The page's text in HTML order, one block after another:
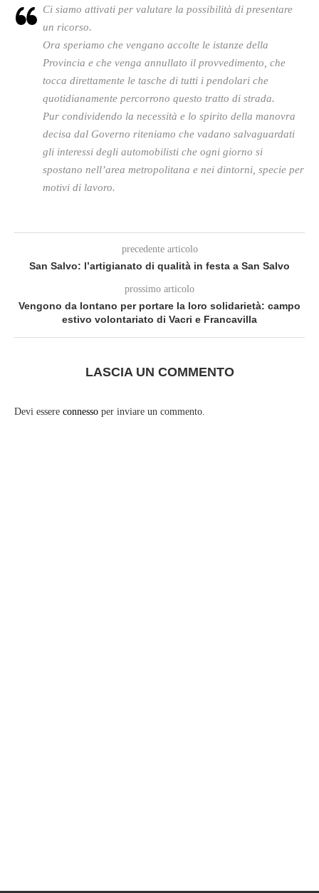
Ci siamo attivati per valutare la possibilità di presentare
un ricorso.
Ora speriamo che vengano accolte le istanze della
Provincia e che venga annullato il provvedimento, che
tocca direttamente le tasche di tutti i pendolari che
quotidianamente percorrono questo tratto di strada.
Pur condividendo la necessità e lo spirito della manovra
decisa dal Governo riteniamo che vadano salvaguardati
gli interessi degli automobilisti che ogni giorno si
spostano nell’area metropolitana e nei dintorni, specie per
motivi di lavoro.
precedente articolo
San Salvo: l’artigianato di qualità in festa a San Salvo
prossimo articolo
Vengono da lontano per portare la loro solidarietà: campo
estivo volontariato di Vacri e Francavilla
LASCIA UN COMMENTO
Devi essere connesso per inviare un commento.